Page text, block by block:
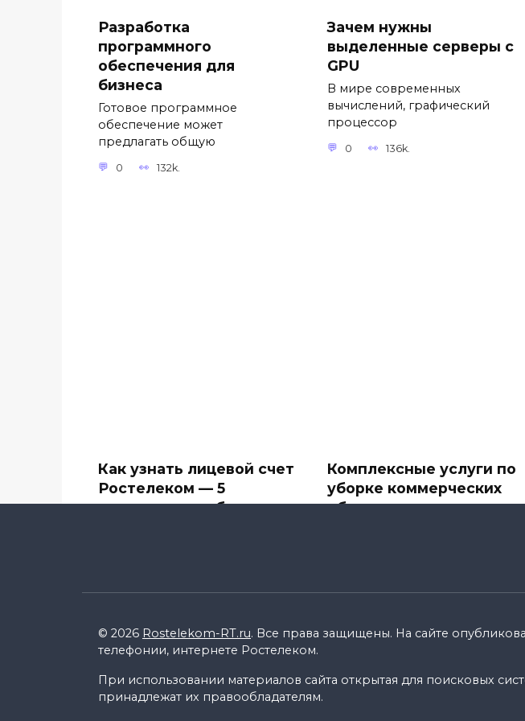
Разработка
программного
обеспечения для
бизнеса
Готовое программное
обеспечение может
предлагать общую
0 132k.
Зачем нужны
выделенные серверы с
GPU
В мире современных
вычислений, графический
процессор
0 136k.
Как узнать лицевой счет
Ростелеком — 5
простых способов
0 15.4k.
Комплексные услуги по
уборке коммерческих
объектов
© 2026 Rostelekom-RT.ru. Все права защищены. На сайте
телефонии, интернете Ростелеком.
При использовании материалов сайта открытая для поисковых
принадлежат их правообладателям.